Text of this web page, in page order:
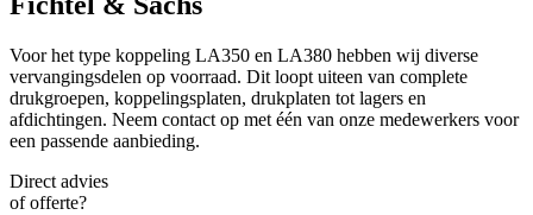
Voor het type koppeling LA350 en LA380 hebben wij diverse
vervangingsdelen op voorraad. Dit loopt uiteen van complete
drukgroepen, koppelingsplaten, drukplaten tot lagers en
afdichtingen. Neem contact op met één van onze medewerkers voor
een passende aanbieding.
Direct advies
of offerte?